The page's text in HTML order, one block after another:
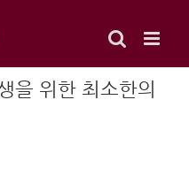
을 위한 최소한의